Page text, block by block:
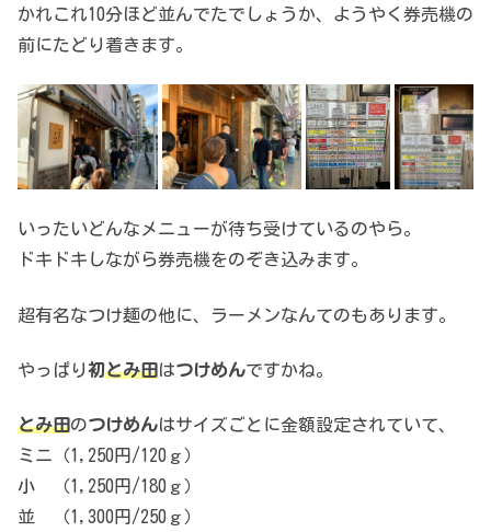
かれこれ10分ほど並んでたでしょうか、ようやく券売機の
前にたどり着きます。
いったいどんなメニューが待ち受けているのやら。
ドキドキしながら券売機をのぞき込みます。
超有名なつけ麺の他に、ラーメンなんてのもあります。
やっぱり初とみ田はつけめんですかね。
とみ田のつけめんはサイズごとに金額設定されていて、
ミニ（1,250円/120ｇ）
小 （1,250円/180ｇ）
並 （1,300円/250ｇ）